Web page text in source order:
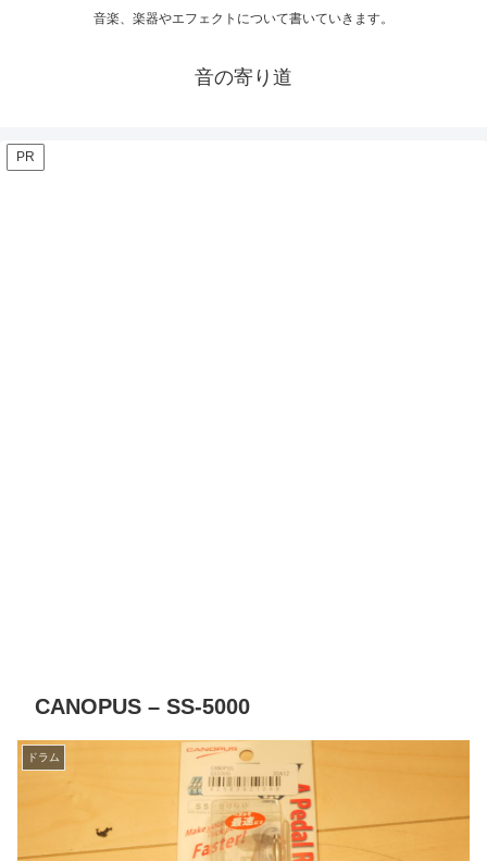
音楽、楽器やエフェクトについて書いていきます。
音の寄り道
PR
CANOPUS – SS-5000
ドラム